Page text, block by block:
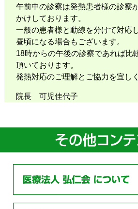
午前中の診察は発熱患者様の診察
かけしております。
一般の患者様と動線を分けて対応
昼頃になる場合もございます。
18時からの午後の診察であれば比
頂いております。
発熱対応のご理解とご協力を宜し
院長 可児佳代子